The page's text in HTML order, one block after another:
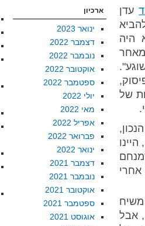
עדן
היה
של
אבל
ארכיון
ינואר 2023
דצמבר 2022
נובמבר 2022
אוקטובר 2022
ספטמבר 2022
יולי 2022
מאי 2022
אפריל 2022
פברואר 2022
ינואר 2022
דצמבר 2021
נובמבר 2021
אוקטובר 2021
ספטמבר 2021
אוגוסט 2021